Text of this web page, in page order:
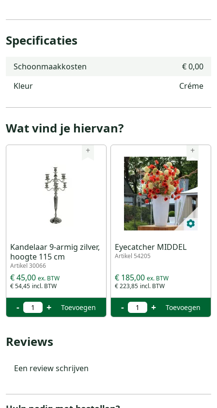
Specificaties
Schoonmaakkosten
€ 0,00
Kleur
Créme
Wat vind je hiervan?
+
Kandelaar 9-armig zilver,
hoogte 115 cm
Artikel 30066
€ 54,45
€ 45,00
- + Toevoegen
+
Eyecatcher MIDDEL
Artikel 54205
€ 223,85
€ 185,00
- + Toevoegen
Reviews
Een review schrijven